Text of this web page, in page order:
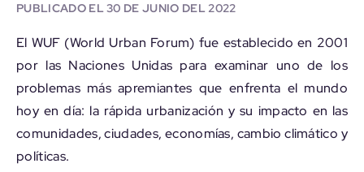
PUBLICADO EL30 DE JUNIO DEL 2022
El WUF (World Urban Forum) fue establecido en 2001
por las Naciones Unidas para examinar uno de los
problemas más apremiantes que enfrenta el mundo
hoy en día: la rápida urbanización y su impacto en las
comunidades, ciudades, economías, cambio climático y
políticas.